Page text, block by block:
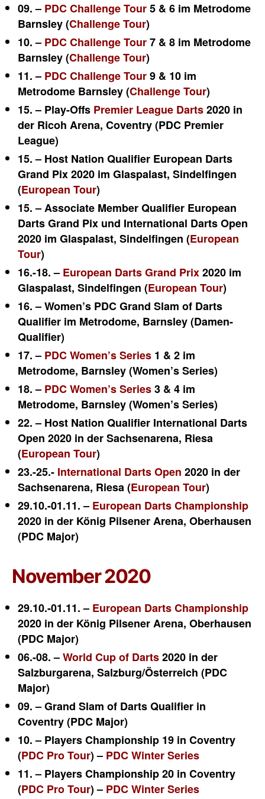
09. – PDC Challenge Tour5 & 6 im Metrodome
Barnsley (Challenge Tour)
10. – PDC Challenge Tour7 & 8 im Metrodome
Barnsley (Challenge Tour)
11. – PDC Challenge Tour9 & 10 im
Metrodome Barnsley (Challenge Tour)
15. – Play-Offs Premier League Darts2020 in
der Ricoh Arena, Coventry (PDC Premier
League)
15. – Host Nation Qualifier European Darts
Grand Pix 2020 im Glaspalast, Sindelfingen
(European Tour)
15. –Associate Member Qualifier European
Darts Grand Pix und International Darts Open
2020 im Glaspalast, Sindelfingen (European
Tour)
16.-18. – European Darts Grand Prix2020 im
Glaspalast, Sindelfingen (European Tour)
16. – Women’s PDC Grand Slam of Darts
Qualifier im Metrodome, Barnsley (Damen-
Qualifier)
17. – PDC Women’s Series 1 & 2 im
Metrodome, Barnsley(Women’s Series)
18. – PDC Women’s Series3 & 4 im
Metrodome, Barnsley(Women’s Series)
22. – Host Nation Qualifier International Darts
Open 2020 in der Sachsenarena, Riesa
(European Tour)
23.-25.- International Darts Open 2020 in der
Sachsenarena, Riesa (European Tour)
29.10.-01.11. – European Darts Championship
2020 in der König Pilsener Arena, Oberhausen
(PDC Major)
November 2020
29.10.-01.11. – European Darts Championship
2020 in der König Pilsener Arena, Oberhausen
(PDC Major)
06.-08. –World Cup of Darts2020 in der
Salzburgarena, Salzburg/Österreich (PDC
Major)
09. – Grand Slam of Darts Qualifier in
Coventry (PDC Major)
10. – Players Championship 19 in Coventry
(PDC Pro Tour) – PDC Winter Series
11. – Players Championship 20 in Coventry
(PDC Pro Tour) – PDC Winter Series